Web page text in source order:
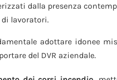
dalla presenza
lavoratori.
adottare idonee
del DVR aziendale.